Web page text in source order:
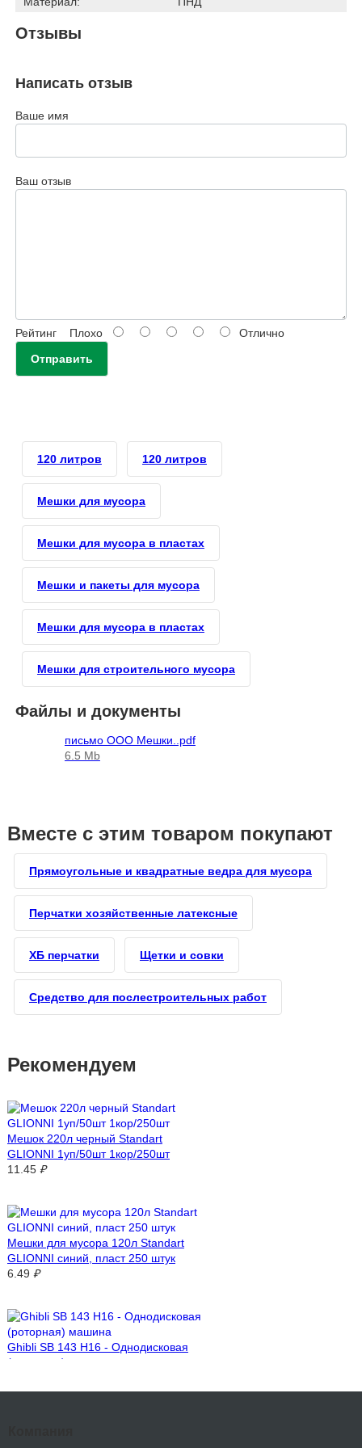
Отзывы
Написать отзыв
Ваше имя
Ваш отзыв
РейтингПлохо
Отлично
Отправить
120 литров 120 литров
Мешки для мусора
Мешки для мусора в пластах
Мешки и пакеты для мусора
Мешки для мусора в пластах
Мешки для строительного мусора
Файлы и документы
письмо ООО Мешки..pdf
6.5 Mb
Вместе с этим товаром покупают
Прямоугольные и квадратные ведра для мусора
Перчатки хозяйственные латексные
ХБ перчатки Щетки и совки
Средство для послестроительных работ
Рекомендуем
Мешок 220л черный Standart
GLIONNI 1уп/50шт 1кор/250шт
11.45 ₽
Мешки для мусора 120л Standart
GLIONNI синий, пласт 250 штук
6.49 ₽
Ghibli SB 143 H16 - Однодисковая
(роторная) машина